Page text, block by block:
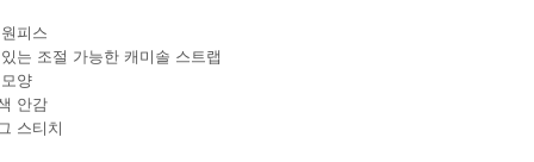
피스
는 조절 가능한 캐미솔 스트랩
양
안감
스티치